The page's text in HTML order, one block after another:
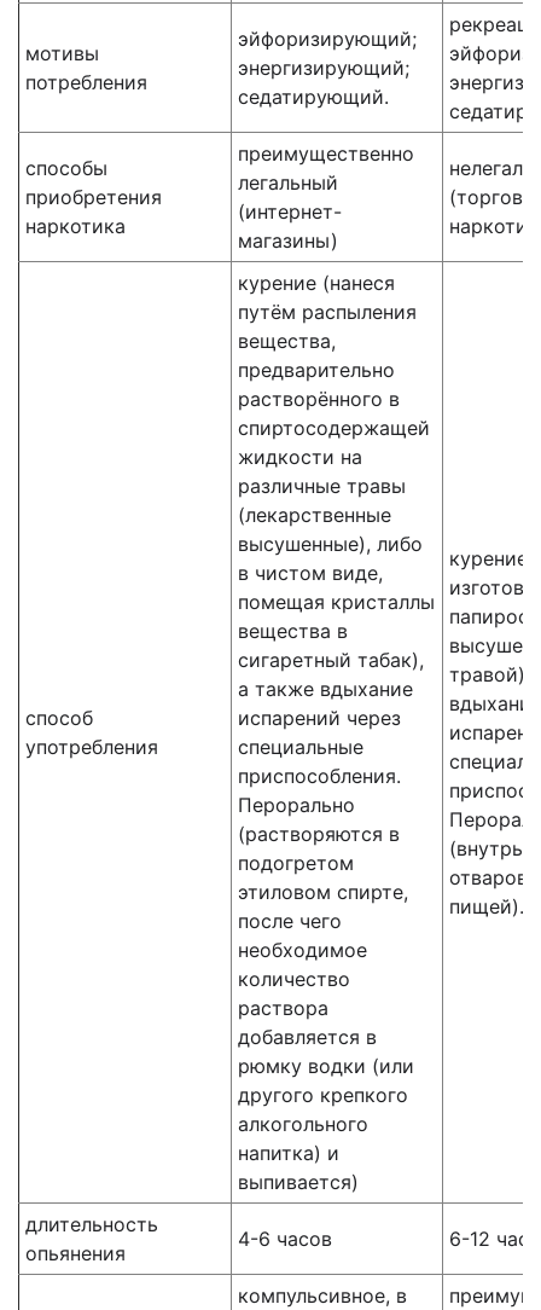
мотивы
потребления
эйфоризирующий;
энергизирующий;
седатирующий.
способы
приобретения
наркотика
преимущественно
легальный
(интернет-
магазины)
способ
употребления
курение (нанеся
путём распыления
вещества,
предварительно
растворённого в
спиртосодержащей
жидкости на
различные травы
(лекарственные
высушенные), либо
в чистом виде,
помещая кристаллы
вещества в
сигаретный табак),
а также вдыхание
испарений через
специальные
приспособления.
Перорально
(растворяются в
подогретом
этиловом спирте,
после чего
необходимое
количество
раствора
добавляется в
рюмку водки (или
другого крепкого
алкогольного
напитка) и
выпивается)
курение
папирос
травой),
вдыхание
(внутрь
отваров,
пищей).
длительность
опьянения
4-6 часов 6-12
компульсивное, в